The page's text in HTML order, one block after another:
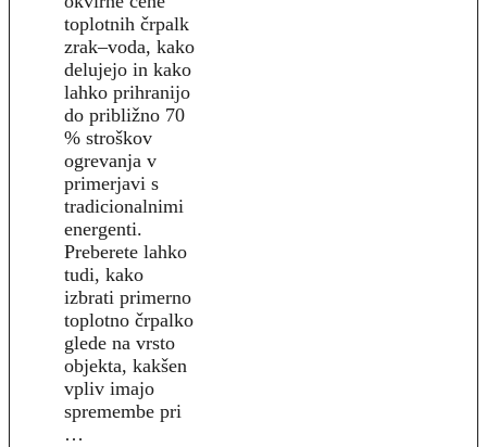
toplotnih črpalk
zrak–voda, kako
delujejo in kako
lahko prihranijo
do približno 70
% stroškov
ogrevanja v
primerjavi s
tradicionalnimi
energenti.
Preberete lahko
tudi, kako
izbrati primerno
toplotno črpalko
glede na vrsto
objekta, kakšen
vpliv imajo
spremembe pri
…